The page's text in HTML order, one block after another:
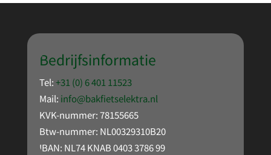
Bedrijfsinformatie
Tel:+31 (0) 6 401 11523
Mail: info@bakfietselektra.nl
KVK-nummer: 78155665
Btw-nummer: NL00329310B20
IBAN: NL74 KNAB 0403 3786 99